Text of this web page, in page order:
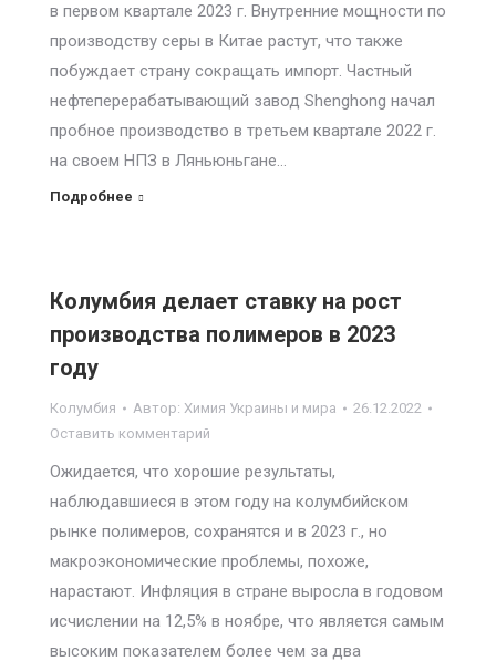
в первом квартале 2023 г. Внутренние мощности по
производству серы в Китае растут, что также
побуждает страну сокращать импорт. Частный
нефтеперерабатывающий завод Shenghong начал
пробное производство в третьем квартале 2022 г.
на своем НПЗ в Ляньюньгане…
Подробнее
Колумбия делает ставку на рост
производства полимеров в 2023
году
Колумбия Автор: Химия Украины и мира
26.12.2022
Оставить комментарий
Ожидается, что хорошие результаты,
наблюдавшиеся в этом году на колумбийском
рынке полимеров, сохранятся и в 2023 г., но
макроэкономические проблемы, похоже,
нарастают. Инфляция в стране выросла в годовом
исчислении на 12,5% в ноябре, что является самым
высоким показателем более чем за два